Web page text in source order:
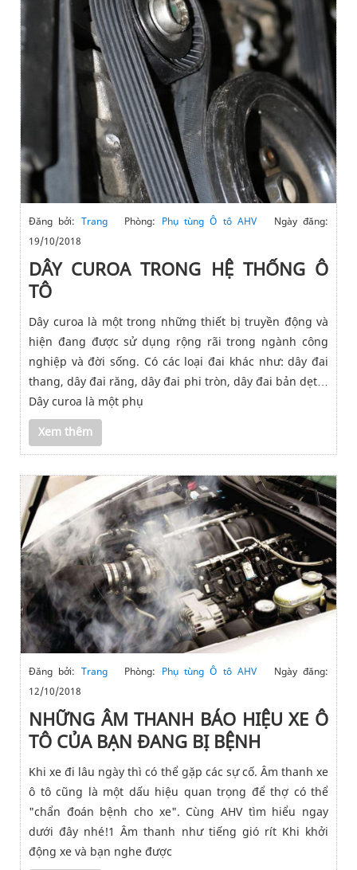
Đăng bởi: TrangPhòng: Phụ tùng Ô tô AHVNgày đăng:
19/10/2018
DÂY CUROA TRONG HỆ THỐNG Ô
TÔ
Dây curoa là một trong những thiết bị truyền động và
hiện đang được sử dụng rộng rãi trong ngành công
nghiệp và đời sống. Có các loại đai khác như: dây đai
thang, dây đai răng, dây đai phi tròn, dây đai bản dẹt…
Dây curoa là một phụ
Xem thêm
Đăng bởi: TrangPhòng: Phụ tùng Ô tô AHVNgày đăng:
12/10/2018
NHỮNG ÂM THANH BÁO HIỆU XE Ô
TÔ CỦA BẠN ĐANG BỊ BỆNH
Khi xe đi lâu ngày thì có thể gặp các sự cố. Âm thanh xe
ô tô cũng là một dấu hiệu quan trọng để thợ có thể
"chẩn đoán bệnh cho xe". Cùng AHV tìm hiểu ngay
dưới đây nhé!1 Âm thanh như tiếng gió rít Khi khởi
động xe và bạn nghe được